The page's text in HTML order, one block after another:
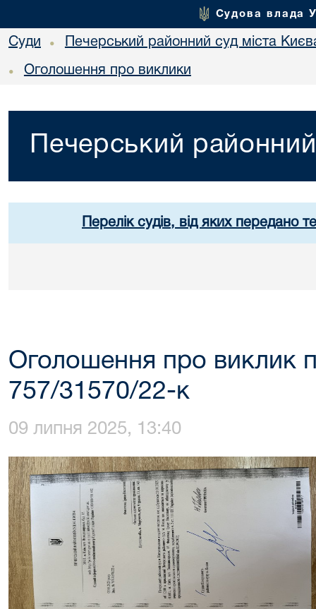
Судова влада
Суди • Печерський районний суд міста
• Оголошення про виклики
Печерський
Перелік судів, від яких передано
Оголошення про виклик
757/31570/22-к
09 липня 2025, 13:40